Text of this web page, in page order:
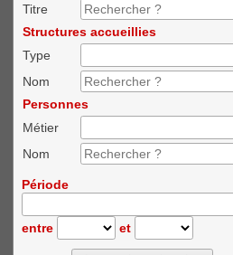
Titre
Structures accueillies
Type
Nom
Personnes
Métier
Nom
Période
entre et